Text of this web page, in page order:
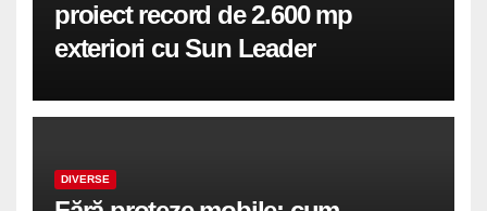
proiect record de 2.600 mp
exteriori cu Sun Leader
DIVERSE